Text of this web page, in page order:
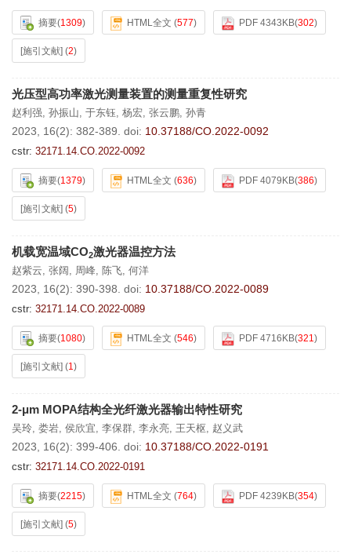
摘要(1309) HTML全文 (577) PDF 4343KB(302)
[施引文献] (2)
光压型高功率激光测量装置的测量重复性研究
赵利强, 孙振山, 于东钰, 杨宏, 张云鹏, 孙青
2023, 16(2): 382-389. doi: 10.37188/CO.2022-0092
cstr: 32171.14.CO.2022-0092
摘要(1379) HTML全文 (636) PDF 4079KB(386)
[施引文献] (5)
机载宽温域CO2激光器温控方法
赵紫云, 张阔, 周峰, 陈飞, 何洋
2023, 16(2): 390-398. doi: 10.37188/CO.2022-0089
cstr: 32171.14.CO.2022-0089
摘要(1080) HTML全文 (546) PDF 4716KB(321)
[施引文献] (1)
2-μm MOPA结构全光纤激光器输出特性研究
吴玲, 娄岩, 侯欣宜, 李保群, 李永亮, 王天枢, 赵义武
2023, 16(2): 399-406. doi: 10.37188/CO.2022-0191
cstr: 32171.14.CO.2022-0191
摘要(2215) HTML全文 (764) PDF 4239KB(354)
[施引文献] (5)